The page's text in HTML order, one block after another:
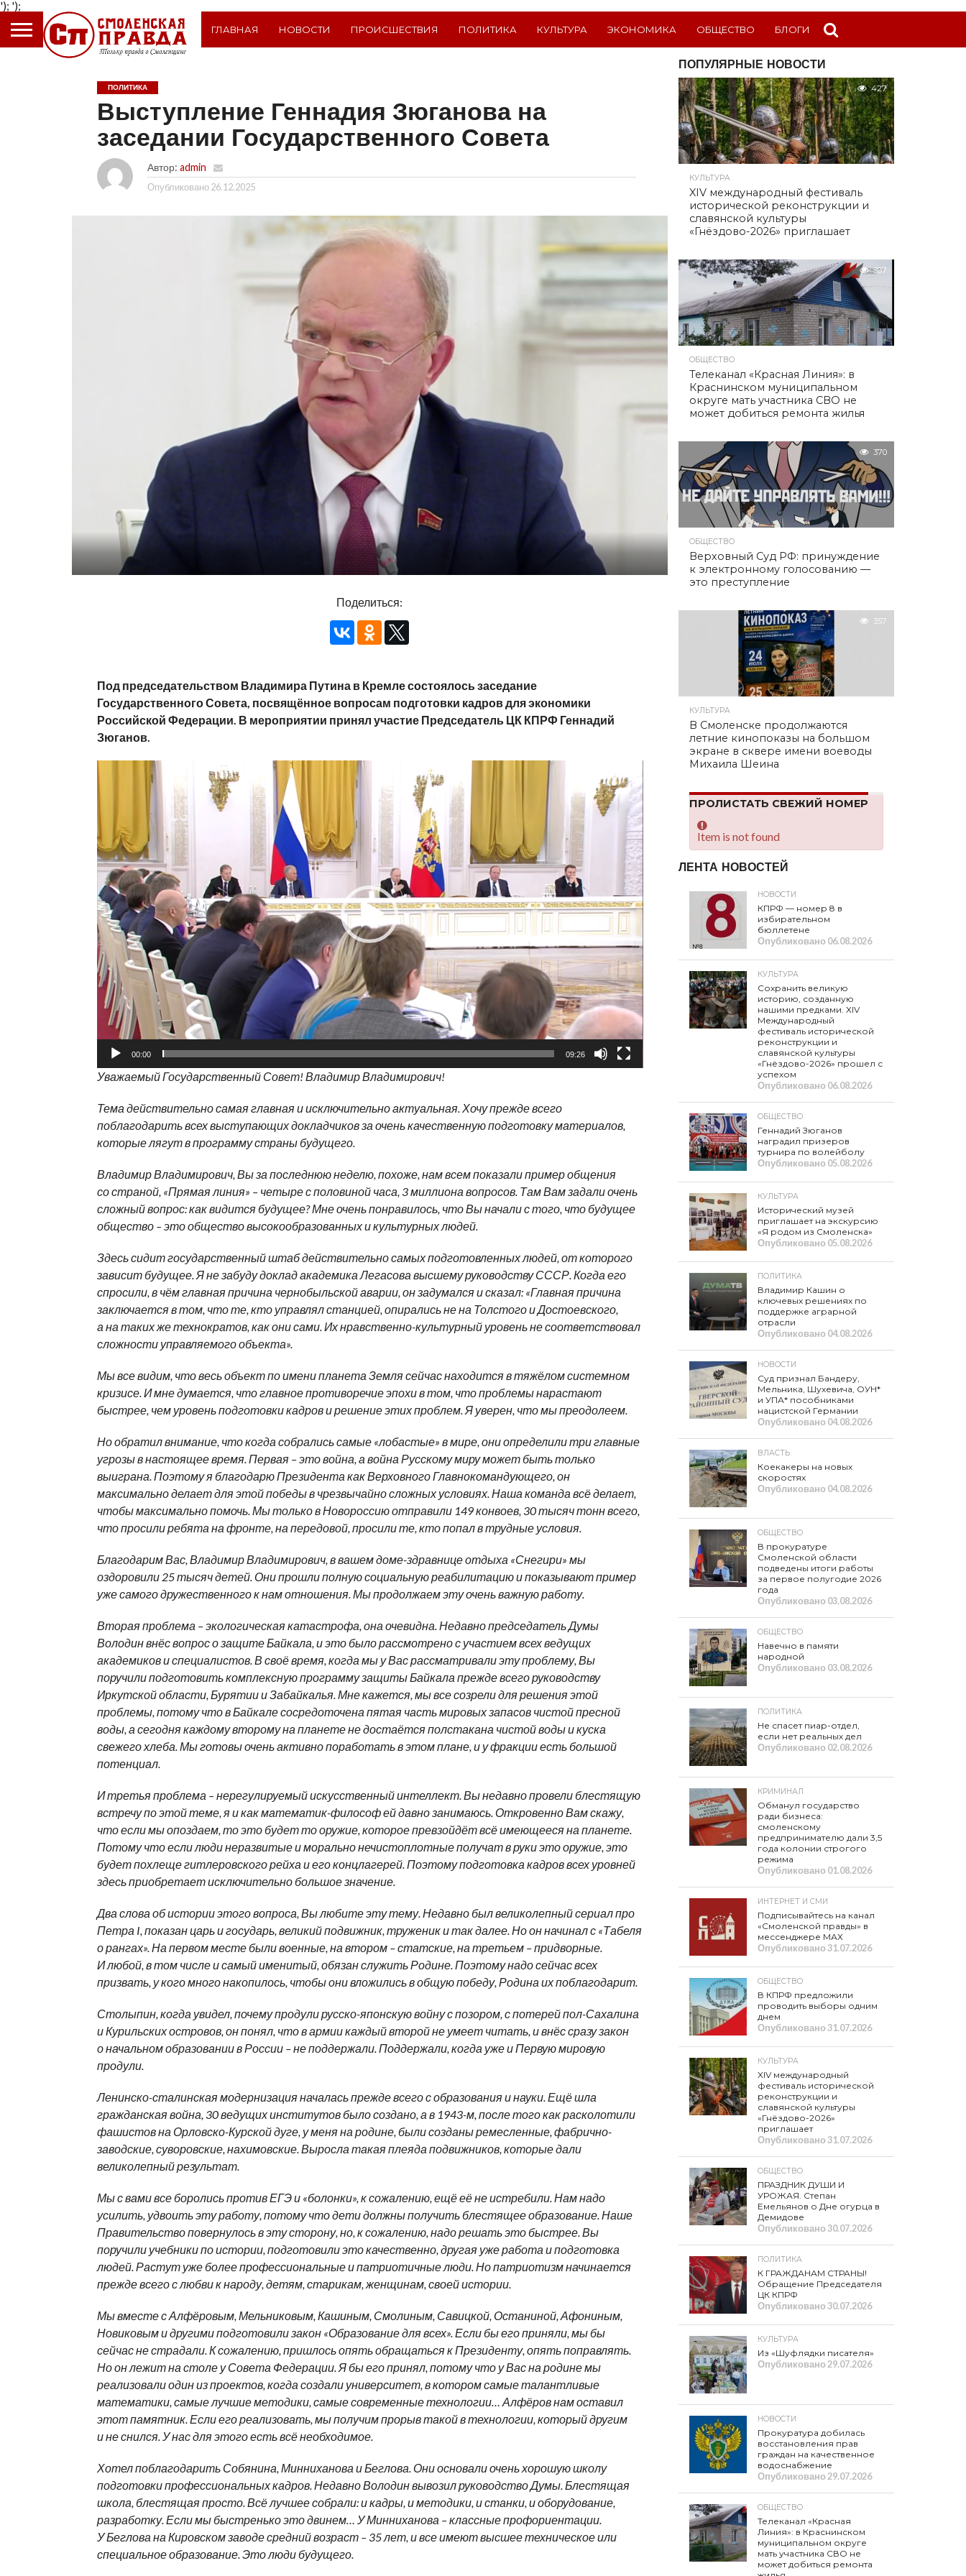
');
ГЛАВНАЯ НОВОСТИ ПРОИСШЕСТВИЯ ПОЛИТИКА КУЛЬТУРА ЭКОНОМИКА ОБЩЕСТВО БЛОГИ
ПОЛИТИКА
Выступление Геннадия Зюганова на
заседании Государственного Совета
Автор: admin
Опубликовано 26.12.2025
Поделиться:
Под председательством Владимира Путина в Кремле состоялось заседание
Государственного Совета, посвящённое вопросам подготовки кадров для экономики
Российской Федерации. В мероприятии принял участие Председатель ЦК КПРФ Геннадий
Зюганов.
Видеоплеер
00:00 09:26
Уважаемый Государственный Совет! Владимир Владимирович!
Тема действительно самая главная и исключительно актуальная. Хочу прежде всего
поблагодарить всех выступающих докладчиков за очень качественную подготовку материалов,
которые лягут в программу страны будущего.
Владимир Владимирович, Вы за последнюю неделю, похоже, нам всем показали пример общения
со страной, «Прямая линия» – четыре с половиной часа, 3 миллиона вопросов. Там Вам задали очень
сложный вопрос: как видится будущее? Мне очень понравилось, что Вы начали с того, что будущее
общество – это общество высокообразованных и культурных людей.
Здесь сидит государственный штаб действительно самых подготовленных людей, от которого
зависит будущее. Я не забуду доклад академика Легасова высшему руководству СССР. Когда его
спросили, в чём главная причина чернобыльской аварии, он задумался и сказал: «Главная причина
заключается в том, что те, кто управлял станцией, опирались не на Толстого и Достоевского,
а на таких же технократов, как они сами. Их нравственно-культурный уровень не соответствовал
сложности управляемого объекта».
Мы все видим, что весь объект по имени планета Земля сейчас находится в тяжёлом системном
кризисе. И мне думается, что главное противоречие эпохи в том, что проблемы нарастают
быстрее, чем уровень подготовки кадров и решение этих проблем. Я уверен, что мы преодолеем.
Но обратил внимание, что когда собрались самые «лобастые» в мире, они определили три главные
угрозы в настоящее время. Первая – это война, а война Русскому миру может быть только
выиграна. Поэтому я благодарю Президента как Верховного Главнокомандующего, он
максимально делает для этой победы в чрезвычайно сложных условиях. Наша команда всё делает,
чтобы максимально помочь. Мы только в Новороссию отправили 149 конвоев, 30 тысяч тонн всего,
что просили ребята на фронте, на передовой, просили те, кто попал в трудные условия.
Благодарим Вас, Владимир Владимирович, в вашем доме-здравнице отдыха «Снегири» мы
оздоровили 25 тысяч детей. Они прошли полную социальную реабилитацию и показывают пример
уже самого дружественного к нам отношения. Мы продолжаем эту очень важную работу.
Вторая проблема – экологическая катастрофа, она очевидна. Недавно председатель Думы
Володин внёс вопрос о защите Байкала, и это было рассмотрено с участием всех ведущих
академиков и специалистов. В своё время, когда мы у Вас рассматривали эту проблему, Вы
поручили подготовить комплексную программу защиты Байкала прежде всего руководству
Иркутской области, Бурятии и Забайкалья. Мне кажется, мы все созрели для решения этой
проблемы, потому что в Байкале сосредоточена пятая часть мировых запасов чистой пресной
воды, а сегодня каждому второму на планете не достаётся полстакана чистой воды и куска
свежего хлеба. Мы готовы очень активно поработать в этом плане, и у фракции есть большой
потенциал.
И третья проблема – нерегулируемый искусственный интеллект. Вы недавно провели блестящую
встречу по этой теме, я и как математик-философ ей давно занимаюсь. Откровенно Вам скажу,
что если мы опоздаем, то это будет то оружие, которое превзойдёт всё имеющееся на планете.
Потому что если люди неразвитые и морально нечистоплотные получат в руки это оружие, это
будет похлеще гитлеровского рейха и его концлагерей. Поэтому подготовка кадров всех уровней
здесь приобретает исключительно большое значение.
Два слова об истории этого вопроса, Вы любите эту тему. Недавно был великолепный сериал про
Петра I, показан царь и государь, великий подвижник, труженик и так далее. Но он начинал с «Табеля
о рангах». На первом месте были военные, на втором – статские, на третьем – придворные.
И любой, в том числе и самый именитый, обязан служить Родине. Поэтому надо сейчас всех
призвать, у кого много накопилось, чтобы они вложились в общую победу, Родина их поблагодарит.
Столыпин, когда увидел, почему продули русско-японскую войну с позором, с потерей пол-Сахалина
и Курильских островов, он понял, что в армии каждый второй не умеет читать, и внёс сразу закон
о начальном образовании в России – не поддержали. Поддержали, когда уже и Первую мировую
продули.
Ленинско-сталинская модернизация началась прежде всего с образования и науки. Ещё шла
гражданская война, 30 ведущих институтов было создано, а в 1943-м, после того как расколотили
фашистов на Орловско-Курской дуге, у меня на родине, были созданы ремесленные, фабрично-
заводские, суворовские, нахимовские. Выросла такая плеяда подвижников, которые дали
великолепный результат.
Мы с вами все боролись против ЕГЭ и «болонки», к сожалению, ещё её не истребили. Нам надо
усилить, удвоить эту работу, потому что дети должны получить блестящее образование. Наше
Правительство повернулось в эту сторону, но, к сожалению, надо решать это быстрее. Вы
поручили учебники по истории, подготовили это качественно, другая уже работа и подготовка
людей. Растут уже более профессиональные и патриотичные люди. Но патриотизм начинается
прежде всего с любви к народу, детям, старикам, женщинам, своей истории.
Мы вместе с Алфёровым, Мельниковым, Кашиным, Смолиным, Савицкой, Останиной, Афониным,
Новиковым и другими подготовили закон «Образование для всех». Если бы его приняли, мы бы
сейчас не страдали. К сожалению, пришлось опять обращаться к Президенту, опять поправлять.
Но он лежит на столе у Совета Федерации. Я бы его принял, потому что у Вас на родине мы
реализовали один из проектов, когда создали университет, в котором самые талантливые
математики, самые лучшие методики, самые современные технологии… Алфёров нам оставил
этот памятник. Если его реализовать, мы получим прорыв такой в технологии, который другим
и не снился. У нас для этого есть всё необходимое.
Хотел поблагодарить Собянина, Минниханова и Беглова. Они основали очень хорошую школу
подготовки профессиональных кадров. Недавно Володин вывозил руководство Думы. Блестящая
школа, блестящая просто. Всё лучшее собрали: и кадры, и методики, и станки, и оборудование,
разработку. Если мы быстренько это двинем… У Минниханова – классные профориентации.
У Беглова на Кировском заводе средний возраст – 35 лет, и все имеют высшее техническое или
специальное образование. Это люди будущего.
ПОПУЛЯРНЫЕ НОВОСТИ
427
КУЛЬТУРА
XIV международный фестиваль
исторической реконструкции и
славянской культуры
«Гнёздово-2026» приглашает
397
ОБЩЕСТВО
Телеканал «Красная Линия»: в
Краснинском муниципальном
округе мать участника СВО не
может добиться ремонта жилья
370
ОБЩЕСТВО
Верховный Суд РФ: принуждение
к электронному голосованию —
это преступление
357
КУЛЬТУРА
В Смоленске продолжаются
летние кинопоказы на большом
экране в сквере имени воеводы
Михаила Шеина
ПРОЛИСТАТЬ СВЕЖИЙ НОМЕР
Item is not found
ЛЕНТА НОВОСТЕЙ
НОВОСТИ
КПРФ — номер 8 в
избирательном
бюллетене
Опубликовано06.08.2026
КУЛЬТУРА
Сохранить великую
историю, созданную
нашими предками. XIV
Международный
фестиваль исторической
реконструкции и
славянской культуры
«Гнёздово-2026» прошел с
успехом
Опубликовано06.08.2026
ОБЩЕСТВО
Геннадий Зюганов
наградил призеров
турнира по волейболу
Опубликовано05.08.2026
КУЛЬТУРА
Исторический музей
приглашает на экскурсию
«Я родом из Смоленска»
Опубликовано05.08.2026
ПОЛИТИКА
Владимир Кашин о
ключевых решениях по
поддержке аграрной
отрасли
Опубликовано04.08.2026
НОВОСТИ
Суд признал Бандеру,
Мельника, Шухевича, ОУН*
и УПА* пособниками
нацистской Германии
Опубликовано04.08.2026
ВЛАСТЬ
Коекакеры на новых
скоростях
Опубликовано04.08.2026
ОБЩЕСТВО
В прокуратуре
Смоленской области
подведены итоги работы
за первое полугодие 2026
года
Опубликовано03.08.2026
ОБЩЕСТВО
Навечно в памяти
народной
Опубликовано03.08.2026
ПОЛИТИКА
Не спасет пиар-отдел,
если нет реальных дел
Опубликовано02.08.2026
КРИМИНАЛ
Обманул государство
ради бизнеса:
смоленскому
предпринимателю дали 3,5
года колонии строгого
режима
Опубликовано01.08.2026
ИНТЕРНЕТ И СМИ
Подписывайтесь на канал
«Смоленской правды» в
мессенджере МАХ
Опубликовано31.07.2026
ОБЩЕСТВО
В КПРФ предложили
проводить выборы одним
днем
Опубликовано31.07.2026
КУЛЬТУРА
XIV международный
фестиваль исторической
реконструкции и
славянской культуры
«Гнёздово-2026»
приглашает
Опубликовано31.07.2026
ОБЩЕСТВО
ПРАЗДНИК ДУШИ И
УРОЖАЯ. Степан
Емельянов о Дне огурца в
Демидове
Опубликовано30.07.2026
ПОЛИТИКА
К ГРАЖДАНАМ СТРАНЫ!
Обращение Председателя
ЦК КПРФ
Опубликовано30.07.2026
КУЛЬТУРА
Из «Шуфлядки писателя»
Опубликовано29.07.2026
НОВОСТИ
Прокуратура добилась
восстановления прав
граждан на качественное
водоснабжение
Опубликовано29.07.2026
ОБЩЕСТВО
Телеканал «Красная
Линия»: в Краснинском
муниципальном округе
мать участника СВО не
может добиться ремонта
');